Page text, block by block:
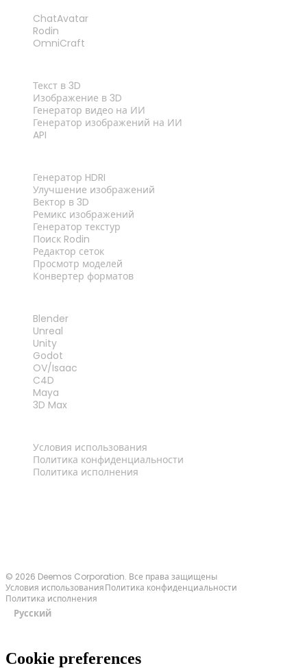
ChatAvatar
Rodin
OmniCraft
Текст в 3D
Изображение в 3D
Генератор видео на ИИ
Генератор изображений на ИИ
API
Генератор HDRI
Улучшение изображений
Вектор в 3D
Ремикс изображений
Генератор текстур
Поиск Rodin
Редактор сеток
Просмотр моделей
Конвертер форматов
Blender
Unreal
Unity
Godot
OV/Isaac
C4D
Maya
3D Max
Условия использования
Политика конфиденциальности
Политика исполнения
© 2026 Deemos Corporation. Все права защищены
Условия использованияПолитика конфиденциальности
Политика исполнения
Русский
Cookie preferences